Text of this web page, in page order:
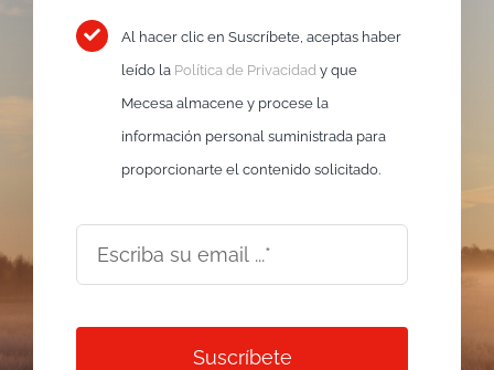
Al hacer clic en Suscríbete, aceptas haber
leído la Política de Privacidad y que
Mecesa almacene y procese la
información personal suministrada para
proporcionarte el contenido solicitado.
Suscríbete